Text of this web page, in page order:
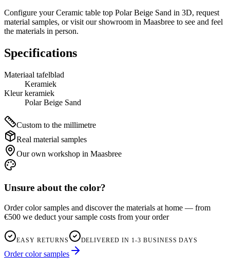
Configure your Ceramic table top Polar Beige Sand in 3D, request
material samples, or visit our showroom in Maasbree to see and feel
the materials in person.
Specifications
Materiaal tafelblad
Keramiek
Kleur keramiek
Polar Beige Sand
Custom to the millimetre
Real material samples
Our own workshop in Maasbree
Unsure about the color?
Order color samples and discover the materials at home — from
€500 we deduct your sample costs from your order
EASY RETURNS DELIVERED IN 1-3 BUSINESS DAYS
Order color samples